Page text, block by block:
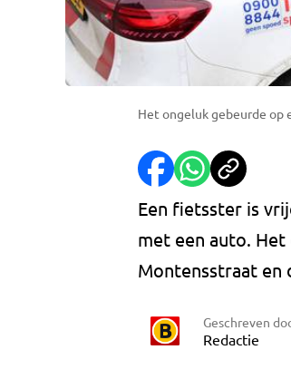
Het ongeluk gebeurde op
Een fietsster is
met een auto.
Montensstraat en
Geschreven
Redactie